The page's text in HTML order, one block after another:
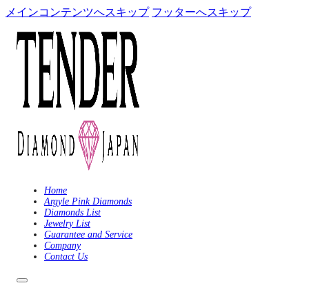
メインコンテンツへスキップ フッターへスキップ
Home
Argyle Pink Diamonds
Diamonds List
Jewelry List
Guarantee and Service
Company
Contact Us